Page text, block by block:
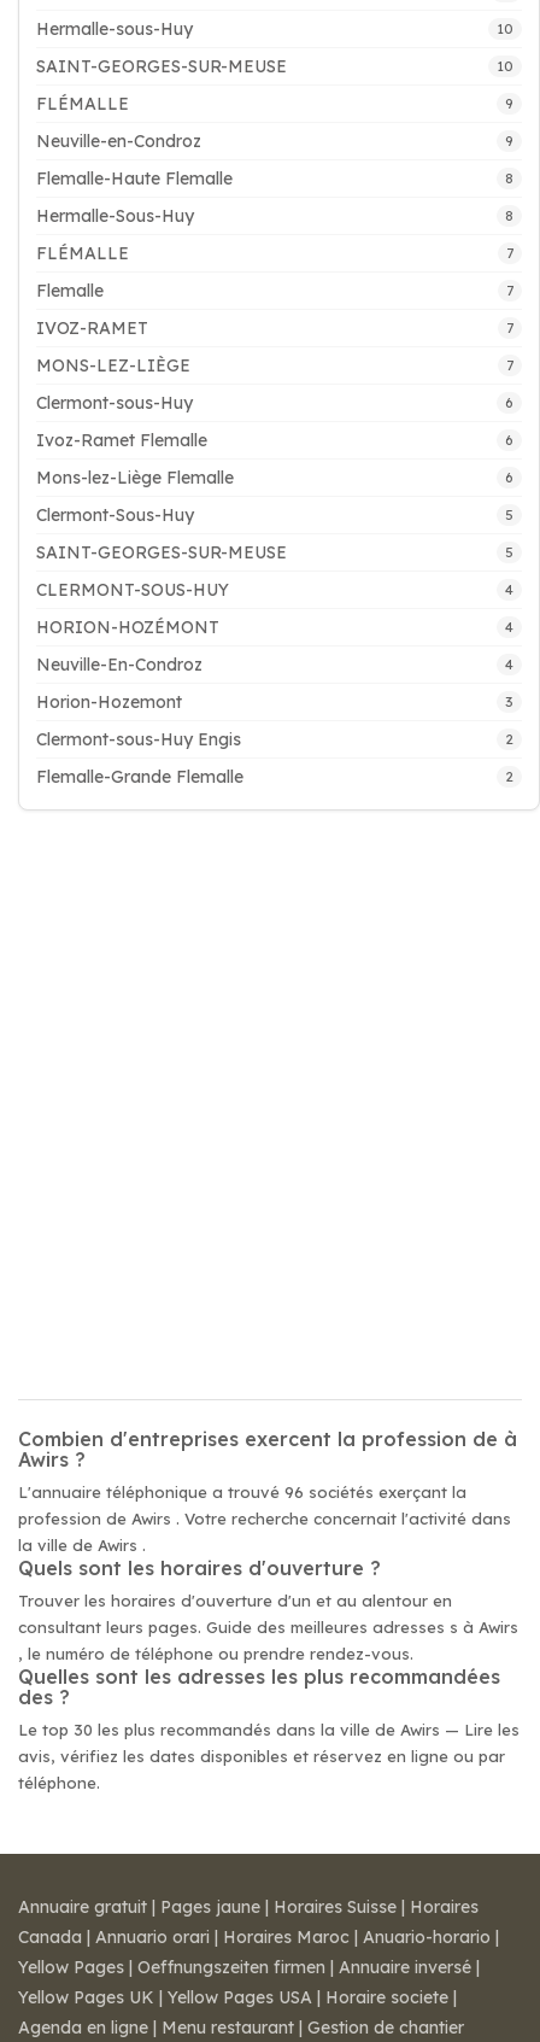
Hermalle-sous-Huy 10
SAINT-GEORGES-SUR-MEUSE 10
FLÉMALLE 9
Neuville-en-Condroz 9
Flemalle-Haute Flemalle 8
Hermalle-Sous-Huy 8
FLÉMALLE 7
Flemalle 7
IVOZ-RAMET 7
MONS-LEZ-LIÈGE 7
Clermont-sous-Huy 6
Ivoz-Ramet Flemalle 6
Mons-lez-Liège Flemalle 6
Clermont-Sous-Huy 5
SAINT-GEORGES-SUR-MEUSE 5
CLERMONT-SOUS-HUY 4
HORION-HOZÉMONT 4
Neuville-En-Condroz 4
Horion-Hozemont 3
Clermont-sous-Huy Engis 2
Flemalle-Grande Flemalle 2
Combien d'entreprises exercent la profession de à
Awirs ?
L'annuaire téléphonique a trouvé 96 sociétés exerçant la
profession de Awirs . Votre recherche concernait l'activité dans
la ville de Awirs .
Quels sont les horaires d'ouverture ?
Trouver les horaires d'ouverture d'un et au alentour en
consultant leurs pages. Guide des meilleures adresses s à Awirs
, le numéro de téléphone ou prendre rendez-vous.
Quelles sont les adresses les plus recommandées
des ?
Le top 30 les plus recommandés dans la ville de Awirs — Lire les
avis, vérifiez les dates disponibles et réservez en ligne ou par
téléphone.
Annuaire gratuit | Pages jaune | Horaires Suisse | Horaires
Canada | Annuario orari | Horaires Maroc | Anuario-horario |
Yellow Pages | Oeffnungszeiten firmen | Annuaire inversé |
Yellow Pages UK | Yellow Pages USA | Horaire societe |
Agenda en ligne | Menu restaurant | Gestion de chantier